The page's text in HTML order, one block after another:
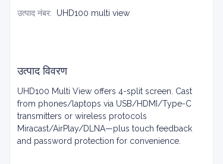
उत्पाद नंबर: UHD100 multi view
उत्पाद विवरण
UHD100 Multi View offers 4-split screen. Cast
from phones/laptops via USB/HDMI/Type-C
transmitters or wireless protocols
Miracast/AirPlay/DLNA—plus touch feedback
and password protection for convenience.